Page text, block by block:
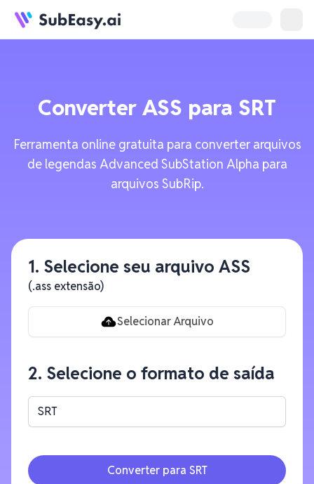
Converter ASS para SRT
Ferramenta online gratuita para converter arquivos
de legendas Advanced SubStation Alpha para
arquivos SubRip.
1. Selecione seu arquivo ASS
(.ass extensão)
Selecionar Arquivo
2. Selecione o formato de saída
SRT
Converter para SRT